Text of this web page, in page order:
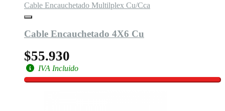
Cable Encauchetado Multilplex Cu/Cca
Cable Encauchetado 4X6 Cu
$55.930
IVA Incluido